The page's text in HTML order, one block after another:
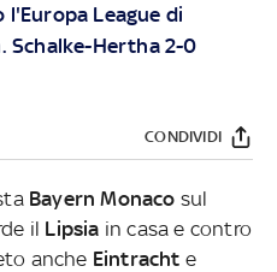
l'Europa League di
Schalke-Hertha 2-0
CONDIVIDI
Bayern Monaco sul
il Lipsia in casa e contro
anche Eintracht e